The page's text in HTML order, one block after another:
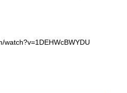
watch?v=1DEHWcBWYDU